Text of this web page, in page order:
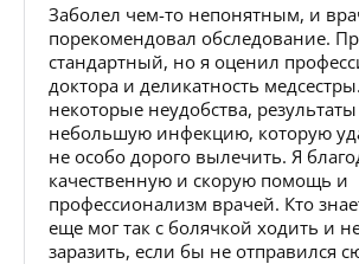
Заболел чем-то непонятным, и
порекомендовал обследование.
стандартный, но я оценил
доктора и деликатность
некоторые неудобства,
небольшую инфекцию, которую
не особо дорого вылечить. Я
качественную и скорую помощь и
профессионализм врачей. Кто
еще мог так с болячкой ходить и
заразить, если бы не отправился